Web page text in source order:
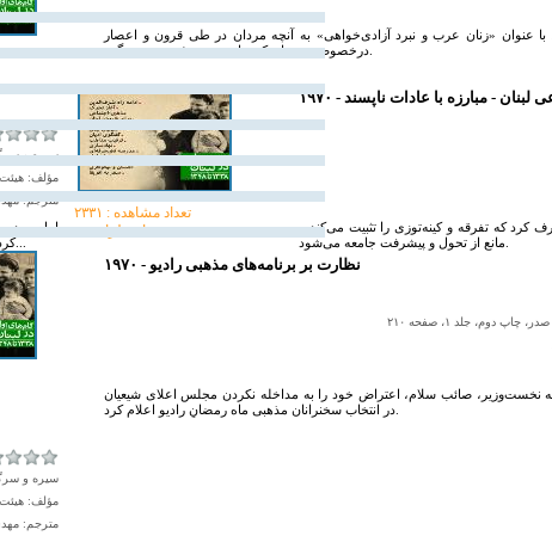
عنوان «زنان عرب و نبرد آزادی‌خواهی» به آنچه مردان در طی قرون و اعصار
لبنان‌ - مبارزه با عادات ناپسند
کرد که تفرقه و کينه‌توزی را تثبيت می‌کند و
تعداد مشاهده :‌ ۲۳۳۱
تعداد نظرات : ۰
سیره و
مؤلف:
مترجم:
امام صدر
کرد و راه‌حل‌هايى‌ براى آنها درنظر گرفت؛ اين کار مقدمه‌اى بر روند اصلاحات‌ عمومى‌و فراگير در جامعه‌ ل...
۱۹۷۰ - نظارت بر برنامه‌هاى مذهبى راديو
جلد ۱، صفحه ۲۱۰
نخست‌وزیر، صائب سلام، اعتراض خود را به مداخله نکردن مجلس اعلای شیعیان
سیره و
مؤلف:
مترجم: